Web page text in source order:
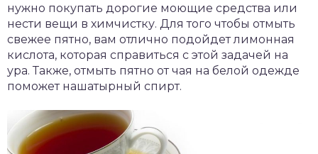
нужно покупать дорогие моющие средства или
нести вещи в химчистку. Для того чтобы отмыть
свежее пятно, вам отлично подойдет лимонная
кислота, которая справиться с этой задачей на
ура. Также, отмыть пятно от чая на белой одежде
поможет нашатырный спирт.